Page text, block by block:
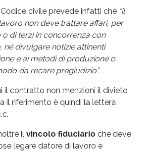
Codice civile prevede infatti che “il
non deve trattare affari, per
di terzi in concorrenza con
né divulgare notizie attinenti
e ai metodi di produzione o
da recare pregiudizio”.
il contratto non menzioni il divieto
il riferimento è quindi la lettera
il vincolo fiduciario che deve
legare datore di lavoro e